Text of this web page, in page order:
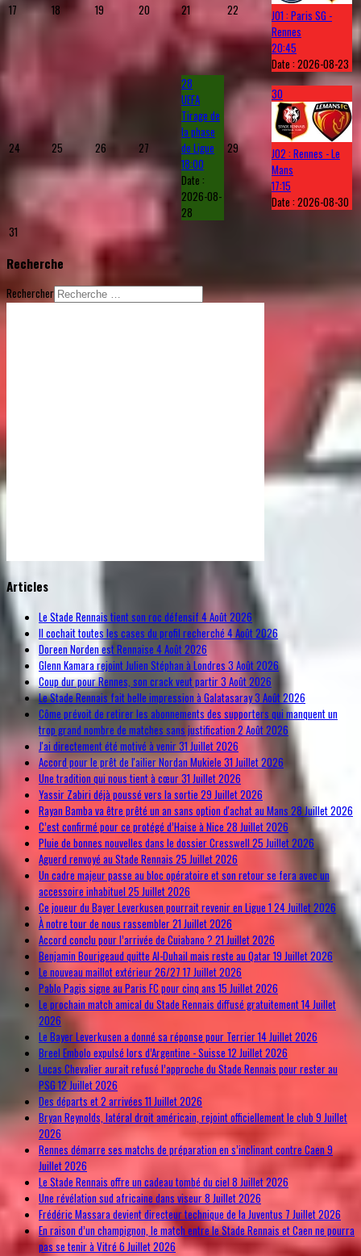
17 18 19 20 21 22
J01 : Paris SG -
Rennes
20:45
Date :2026-08-23
24 25 26 27
28
UEFA
Tirage de
la phase
de Ligue
18:00
Date :
2026-08-
28
29
30
J02 : Rennes - Le
Mans
17:15
Date :2026-08-30
31
Recherche
Rechercher
Articles
Le Stade Rennais tient son roc défensif 4 Août 2026
Il cochait toutes les cases du profil recherché 4 Août 2026
Doreen Norden est Rennaise 4 Août 2026
Glenn Kamara rejoint Julien Stéphan à Londres 3 Août 2026
Coup dur pour Rennes, son crack veut partir3 Août 2026
Le Stade Rennais fait belle impression à Galatasaray3 Août 2026
Côme prévoit de retirer les abonnements des supporters qui manquent un
trop grand nombre de matches sans justification 2 Août 2026
J'ai directement été motivé à venir31 Juillet 2026
Accord pour le prêt de l'ailier Nordan Mukiele 31 Juillet 2026
Une tradition qui nous tient à cœur31 Juillet 2026
Yassir Zabiri déjà poussé vers la sortie 29 Juillet 2026
Rayan Bamba va être prêté un an sans option d'achat au Mans 28 Juillet 2026
C’est confirmé pour ce protégé d’Haise à Nice 28 Juillet 2026
Pluie de bonnes nouvelles dans le dossier Cresswell25 Juillet 2026
Aguerd renvoyé au Stade Rennais 25 Juillet 2026
Un cadre majeur passe au bloc opératoire et son retour se fera avec un
accessoire inhabituel25 Juillet 2026
Ce joueur du Bayer Leverkusen pourrait revenir en Ligue 124 Juillet 2026
À notre tour de nous rassembler21 Juillet 2026
Accord conclu pour l’arrivée de Cuiabano ? 21 Juillet 2026
Benjamin Bourigeaud quitte Al-Duhail mais reste au Qatar19 Juillet 2026
Le nouveau maillot extérieur 26/2717 Juillet 2026
Pablo Pagis signe au Paris FC pour cinq ans15 Juillet 2026
Le prochain match amical du Stade Rennais diffusé gratuitement14 Juillet
2026
Le Bayer Leverkusen a donné sa réponse pour Terrier14 Juillet 2026
Breel Embolo expulsé lors d’Argentine - Suisse 12 Juillet 2026
Lucas Chevalier aurait refusé l’approche du Stade Rennais pour rester au
PSG12 Juillet 2026
Des départs et 2 arrivées11 Juillet 2026
Bryan Reynolds, latéral droit américain, rejoint officiellement le club9 Juillet
2026
Rennes démarre ses matchs de préparation en s’inclinant contre Caen9
Juillet 2026
Le Stade Rennais offre un cadeau tombé du ciel8 Juillet 2026
Une révélation sud africaine dans viseur8 Juillet 2026
Frédéric Massara devient directeur technique de la Juventus 7 Juillet 2026
En raison d’un champignon, le match entre le Stade Rennais et Caen ne pourra
pas se tenir à Vitré 6 Juillet 2026